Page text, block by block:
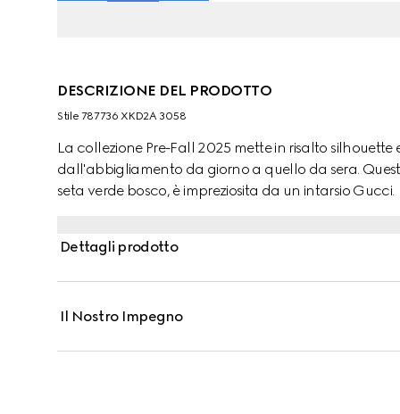
DESCRIZIONE DEL PRODOTTO
Stile ‎787736 XKD2A 3058
La collezione Pre-Fall 2025 mette in risalto
dall'abbigliamento da giorno a quello da sera.
seta verde bosco, è impreziosita da un intarsio Gucci.
Dettagli prodotto
Il Nostro Impegno